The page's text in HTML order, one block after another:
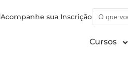
Acompanhe sua Inscrição
que
procura?
Cursos